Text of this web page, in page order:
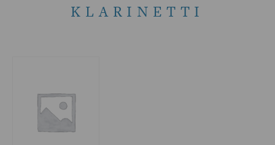
KLARINETTI